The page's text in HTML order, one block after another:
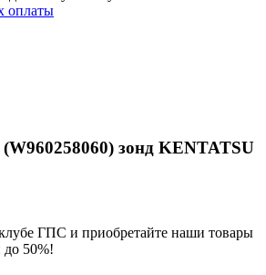
оплаты
зонд KENTATSU
ГПС и приобретайте наши товары
до 50%!